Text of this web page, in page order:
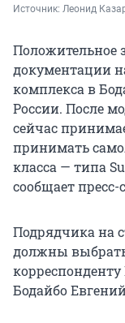
Источник: Леонид
Положительное
документации
комплекса в
России. После
сейчас
принимать
класса — типа
сообщает
Подрядчика на
должны
Бодайбо